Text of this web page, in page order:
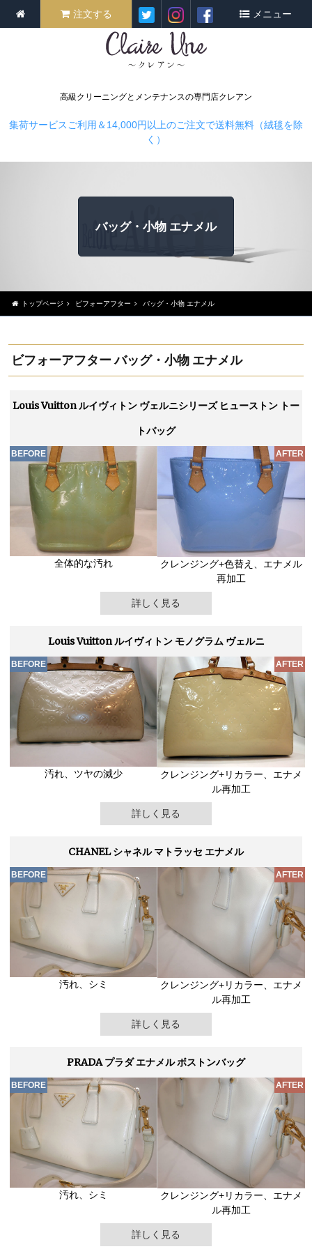
高級クリーニングとメンテナンスの専門店クレアン
注文する メニュー
集荷サービスご利用＆14,000円以上のご注文で送料無料（絨毯を除
く）
バッグ・小物 エナメル
トップページ ビフォーアフター バッグ・小物 エナメル
ビフォーアフター バッグ・小物 エナメル
Louis Vuitton ルイヴィトン ヴェルニシリーズ ヒューストン トー
トバッグ
全体的な汚れ
クレンジング+色替え、エナメル
再加工
詳しく見る
Louis Vuitton ルイヴィトン モノグラム ヴェルニ
汚れ、ツヤの減少
クレンジング+リカラー、エナメ
ル再加工
詳しく見る
CHANEL シャネル マトラッセ エナメル
汚れ、シミ
クレンジング+リカラー、エナメ
ル再加工
詳しく見る
PRADA プラダ エナメル ボストンバッグ
汚れ、シミ
クレンジング+リカラー、エナメ
ル再加工
詳しく見る